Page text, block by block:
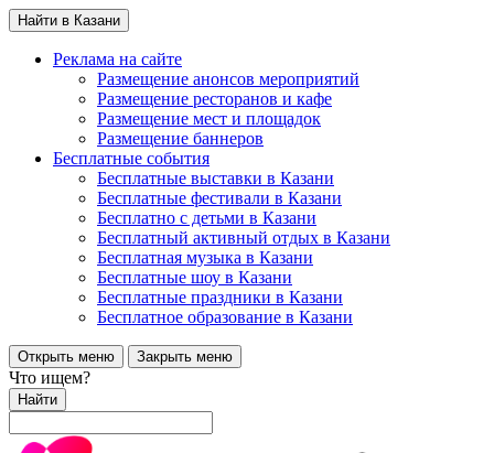
Найти в Казани
Реклама на сайте
Размещение анонсов мероприятий
Размещение ресторанов и кафе
Размещение мест и площадок
Размещение баннеров
Бесплатные события
Бесплатные выставки в Казани
Бесплатные фестивали в Казани
Бесплатно с детьми в Казани
Бесплатный активный отдых в Казани
Бесплатная музыка в Казани
Бесплатные шоу в Казани
Бесплатные праздники в Казани
Бесплатное образование в Казани
Открыть меню Закрыть меню
Что ищем?
Найти